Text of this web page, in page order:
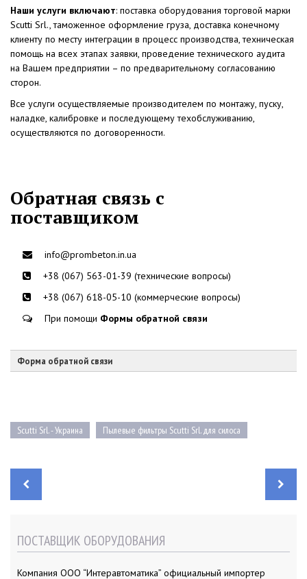
Наши услуги включают: поставка оборудования торговой марки
Scutti Srl., таможенное оформление груза, доставка конечному
клиенту по месту интеграции в процесс производства, техническая
помощь на всех этапах заявки, проведение технического аудита
на Вашем предприятии – по предварительному согласованию
сторон.
Все услуги осуществляемые производителем по монтажу, пуску,
наладке, калибровке и последующему техобслуживанию,
осуществляются по договоренности.
Обратная связь с
поставщиком
info@prombeton.in.ua
+38 (067) 563-01-39 (технические вопросы)
+38 (067) 618-05-10 (коммерческие вопросы)
При помощи Формы обратной связи
Форма обратной связи
Scutti Srl. - Украина Пылевые фильтры Scutti Srl. для силоса
а
ПОСТАВЩИК ОБОРУДОВАНИЯ
Компания ООО “Интеравтоматика” официальный импортер